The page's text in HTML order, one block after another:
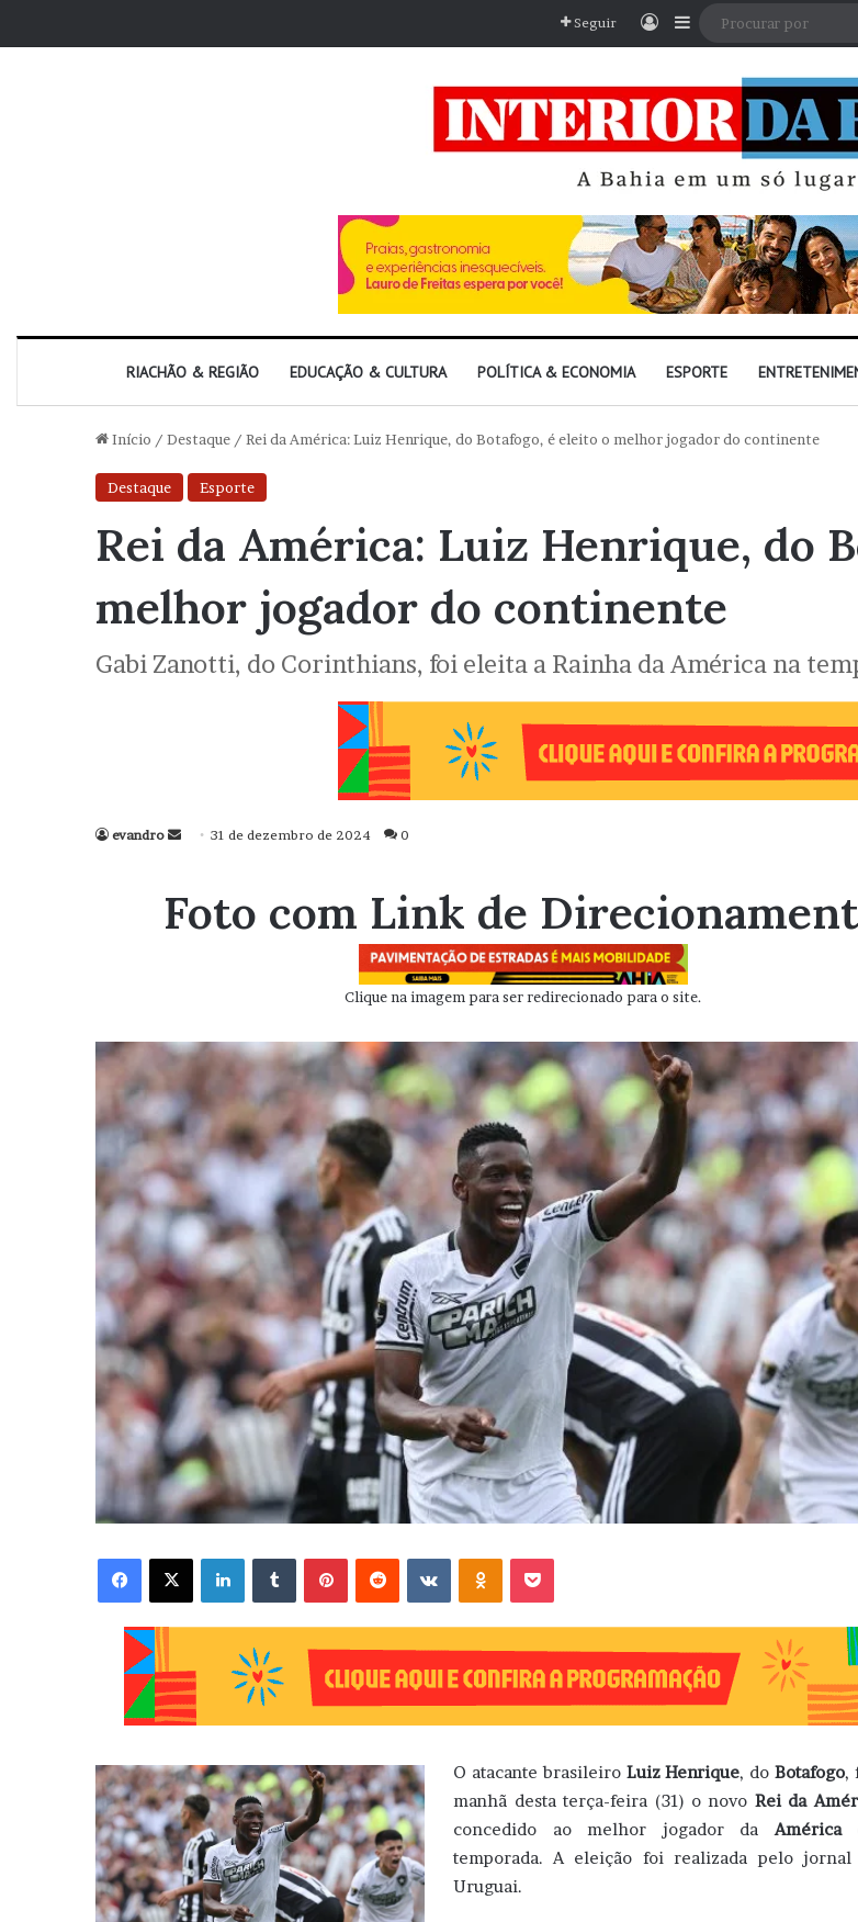
Seguir EntrarBarra Lateral
RIACHÃO & REGIÃO EDUCAÇÃO & CULTURA POLÍTICA & ECONOMIA ESPORTE
Início / Destaque / Rei da América: Luiz Henrique, do Botafogo, é eleito o melhor jogador do continente
Destaque Esporte
Rei da América: Luiz Henrique, do
melhor jogador do continente
Gabi Zanotti, do Corinthians, foi eleita a Rainha da América na
evandro
Mande
mail
31 de dezembro de 2024 0
Foto com Link de
Clique na imagem para ser redirecionado para o site.
Facebook X Linkedin VK OK
O atacante brasileiro Luiz Henrique, do Botafogo,
manhã desta terça-feira (31) o novo Rei da
concedido ao melhor jogador daAmérica
temporada. A eleição foi realizada pelo jornal
Uruguai.